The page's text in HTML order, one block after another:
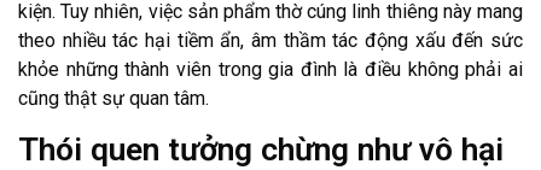
kiện. Tuy nhiên, việc sản phẩm thờ cúng linh thiêng này mang
theo nhiều tác hại tiềm ẩn, âm thầm tác động xấu đến sức
khỏe những thành viên trong gia đình là điều không phải ai
cũng thật sự quan tâm.
Thói quen tưởng chừng như vô hại